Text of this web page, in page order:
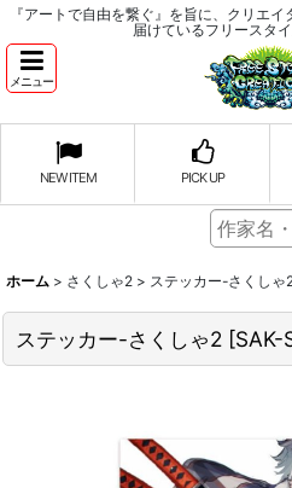
『アートで自由を繋ぐ』を旨に、クリエ
届けているフリースタ
メニュー
NEW ITEM PICK UP
ホーム > さくしゃ2 > ステッカー-さくしゃ
ステッカー-さくしゃ2 [